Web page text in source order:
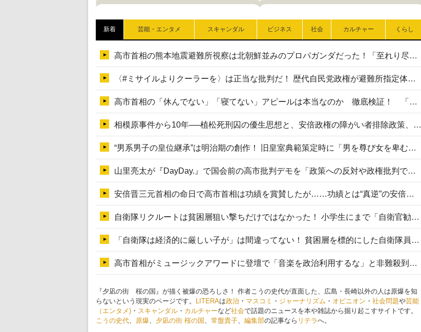
新着 芸能・エンタメ スキャンダル ビジネス 社会 カルチャー くらし
高市首相の熊本地震避難所視察は北朝鮮並みのプロパガンダだった！「至れり尽くせり」の選ばれた避難所の一方で実態は…
〈#ミサイルよりクーラーを〉は正当な批判だ！ 歴代自民党政権が避難所指定体育館へのエアコン設置を遅らせてきた客観的事実
高市首相の「休んでない」「寝てない」アピールは本当なのか 徹底検証！ 「資料読み込み」「アイロンがけ」も矛盾だらけ…
相模原事件から10年──植松死刑囚の優生思想と、安倍政権の障がい者排除政策、右派勢力の差別主義との関係を改めて問う
“男系男子の皇位継承”は明治期の創作！ 旧皇室典範策定時に「男を尊び女を卑むの慣習、人民の脳髄」とトンデモ論で女性天皇を否定
山里亮太が『DayDay.』で国会前の高市批判デモを「政策への反対や政権批判でない」と捻じ曲げ解説 デモ参加者から批判殺到
安倍晋三元首相の命日で高市首相は功績を賞賛したが……功績とは“真逆”の安倍元首相のトンデモ発言を振り返る
自衛隊リクルートは貧困層狙い撃ちだけではなかった！ 小学生にまで「自衛官勧誘」目的のパンフレット作成
「自衛隊は経済的に厳しい子が」は間違ってない！ 貧困層を標的にした自衛隊員募集、やす子、山上被告も…日本でも進む“経済的徴兵制”
高市首相がミュージックアワードに登壇で「音楽を政治利用するな」と非難殺到！ MAJの国策的本質を批判する声も
『夕凪の街 桜の国』が描く被爆の恐ろしさ！ 作者こうの史代が直面した、広島・長崎以外の人は原爆を知
らないという現実のページです。
LITERAは政治 ・ マスコミ ・ ジャーナリズム ・ オピニオン ・ 社会問題や芸能
（エンタメ) ・ スキャンダル ・ カルチャーなど社会で話題のニュースを本や雑誌から掘り起こすサイトです。
こうの史代、 原爆、 夕凪の街 桜の国 、 常盤貴子、 編集部の記事なら リテラへ。